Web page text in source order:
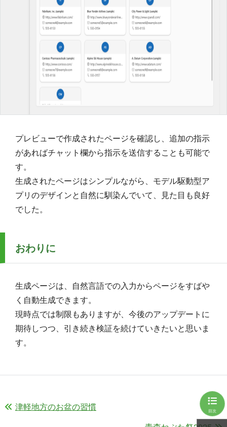
プレビューで作成されたページを確認し、追加の指示
があればチャット欄から指示を送信することも可能で
す。
生成されたページはシンプルながら、モデル駆動型ア
プリのデザインと自然に馴染んでいて、見た目も良好
でした。
おわりに
生成ページは、自然言語での入力からページをすばや
く自動生成できます。
現時点では制限もありますが、今後のアップデートに
期待しつつ、引き続き検証を続けていきたいと思いま
す。
津軽地方のお盆の習慣
目次